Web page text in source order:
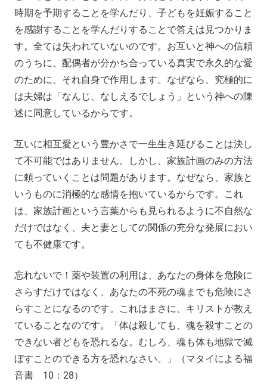
時期を予期することを学んだり、子どもを妊娠すること
を感謝することを学んだりすることで答えは見つかりま
す。全ては失われていないのです。お互いと神への信頼
のうちに、配偶者が分かち合っている真実で永久的な愛
のために、それ自身で作用します。なぜなら、究極的に
は夫婦は「なんじ、なしえるでしょう」という神への陳
述に同意しているからです。
互いに相互愛という豊かさで一生生き延びることは決し
て不可能ではありません。しかし、家族計画のみの方法
に頼っていくことは問題があります。なぜなら、家族と
いうものに消極的な感情を抱いているからです。これ
は、家族計画という言葉からも見られるように不自然な
だけではなく、夫と妻としての関係の充分な発展におい
ても不健康です。
忘れないで！薬や装置の利用は、あなたの身体を危険に
さらすだけではなく、あなたの不死の魂までも危険にさ
らすことになるのです。これはまさに、キリストが教え
ていることなのです。「体は殺しても、魂を殺すことの
できない者どもを恐れるな。むしろ、魂も体も地獄で滅
ぼすことのできる方を恐れなさい。」（マタイによる福
音書 10：28）